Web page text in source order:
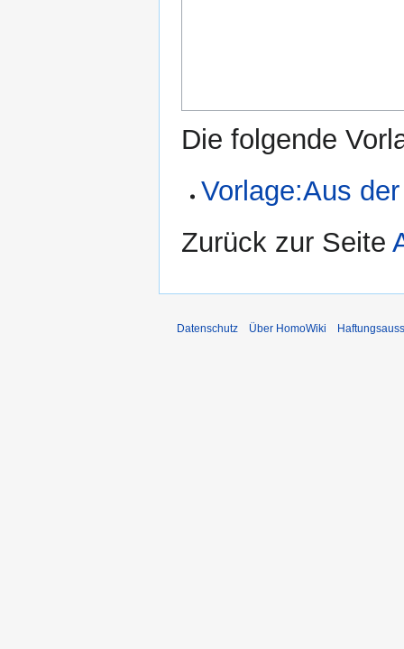
Die folgende
Vorlage:Aus
Zurück zur Seite
Datenschutz Über HomoWiki